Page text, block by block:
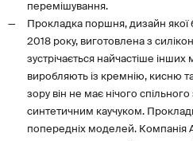
перемішування.
Прокладка поршня, дизайн якої
2018 року, виготовлена з
зустрічається найчастіше інших
виробляють із кремнію, кисню
зору він не має нічого
синтетичним каучуком.
попередніх моделей. Компанія